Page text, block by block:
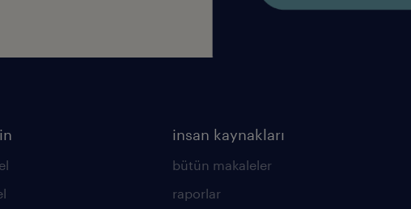
insan kaynakları
bütün makaleler
raporlar